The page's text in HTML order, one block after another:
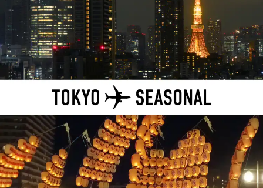
おすすめの旅
旅のアイデア
行き先
旅のお役立ち情報
ANA サービス